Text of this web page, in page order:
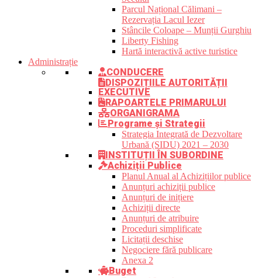
Parcul Național Călimani –
Rezervația Lacul Iezer
Stâncile Coloape – Munții Gurghiu
Liberty Fishing
Hartă interactivă active turistice
Administrație
CONDUCERE
DISPOZIȚIILE AUTORITĂȚII
EXECUTIVE
RAPOARTELE PRIMARULUI
ORGANIGRAMA
Programe și Strategii
Strategia Integrată de Dezvoltare
Urbană (SIDU) 2021 – 2030
INSTITUȚII ÎN SUBORDINE
Achiziții Publice
Planul Anual al Achizițiilor publice
Anunțuri achiziții publice
Anunțuri de inițiere
Achiziții directe
Anunțuri de atribuire
Proceduri simplificate
Licitații deschise
Negociere fără publicare
Anexa 2
Buget